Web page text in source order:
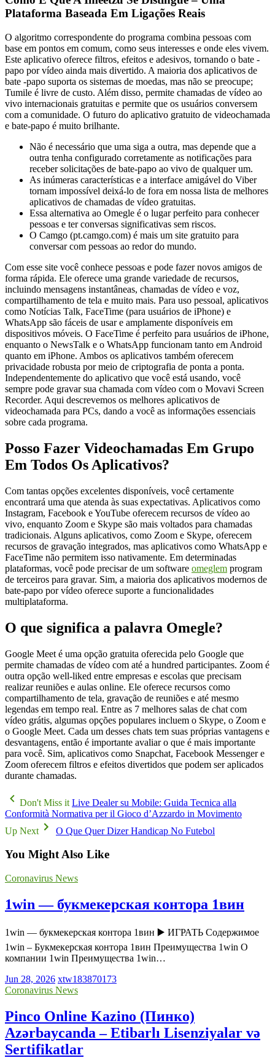
Plataforma Baseada Em Ligações Reais
O algoritmo correspondente do programa combina pessoas com
base em pontos em comum, como seus interesses e onde eles vivem.
Este aplicativo oferece filtros, efeitos e adesivos, tornando o bate -
papo por vídeo ainda mais divertido. A maioria dos aplicativos de
bate -papo suporta os sistemas de moedas, mas não se preocupe;
Tumile é livre de custo. Além disso, permite chamadas de vídeo ao
vivo internacionais gratuitas e permite que os usuários conversem
com a comunidade. O futuro do aplicativo gratuito de videochamada
e bate-papo é muito brilhante.
Não é necessário que uma siga a outra, mas depende que a
outra tenha configurado corretamente as notificações para
receber solicitações de bate-papo ao vivo de qualquer um.
As inúmeras características e a interface amigável do Viber
tornam impossível deixá-lo de fora em nossa lista de melhores
aplicativos de chamadas de vídeo gratuitas.
Essa alternativa ao Omegle é o lugar perfeito para conhecer
pessoas e ter conversas significativas sem riscos.
O Camgo (pt.camgo.com) é mais um site gratuito para
conversar com pessoas ao redor do mundo.
Com esse site você conhece pessoas e pode fazer novos amigos de
forma rápida. Ele oferece uma grande variedade de recursos,
incluindo mensagens instantâneas, chamadas de vídeo e voz,
compartilhamento de tela e muito mais. Para uso pessoal, aplicativos
como Notícias Talk, FaceTime (para usuários de iPhone) e
WhatsApp são fáceis de usar e amplamente disponíveis em
dispositivos móveis. O FaceTime é perfeito para usuários de iPhone,
enquanto o NewsTalk e o WhatsApp funcionam tanto em Android
quanto em iPhone. Ambos os aplicativos também oferecem
privacidade robusta por meio de criptografia de ponta a ponta.
Independentemente do aplicativo que você está usando, você
sempre pode gravar sua chamada com vídeo com o Movavi Screen
Recorder. Aqui descrevemos os melhores aplicativos de
videochamada para PCs, dando a você as informações essenciais
sobre cada programa.
Posso Fazer Videochamadas Em Grupo
Em Todos Os Aplicativos?
Com tantas opções excelentes disponíveis, você certamente
encontrará uma que atenda às suas expectativas. Aplicativos como
Instagram, Facebook e YouTube oferecem recursos de vídeo ao
vivo, enquanto Zoom e Skype são mais voltados para chamadas
tradicionais. Alguns aplicativos, como Zoom e Skype, oferecem
recursos de gravação integrados, mas aplicativos como WhatsApp e
FaceTime não permitem isso nativamente. Em determinadas
plataformas, você pode precisar de um software omeglem program
de terceiros para gravar. Sim, a maioria dos aplicativos modernos de
bate-papo por vídeo oferece suporte a funcionalidades
multiplataforma.
O que significa a palavra Omegle?
Google Meet é uma opção gratuita oferecida pelo Google que
permite chamadas de vídeo com até a hundred participantes. Zoom é
outra opção well-liked entre empresas e escolas que precisam
realizar reuniões e aulas online. Ele oferece recursos como
compartilhamento de tela, gravação de reuniões e até mesmo
legendas em tempo real. Entre as 7 melhores salas de chat com
vídeo grátis, algumas opções populares incluem o Skype, o Zoom e
o Google Meet. Cada um desses chats tem suas próprias vantagens e
desvantagens, então é importante avaliar o que é mais importante
para você. Sim, aplicativos como Snapchat, Facebook Messenger e
Zoom oferecem filtros e efeitos divertidos que podem ser aplicados
durante chamadas.
Don't Miss it Live Dealer su Mobile: Guida Tecnica alla
Conformità Normativa per il Gioco d’Azzardo in Movimento
Up Next
O Que Quer Dizer Handicap No Futebol
You Might Also Like
Coronavirus News
1win — букмекерская контора 1вин
1win — букмекерская контора 1вин ▶️ ИГРАТЬ Содержимое
1win – Букмекерская контора 1вин Преимущества 1win О
компании 1win Преимущества 1win…
Jun 28, 2026 xtw183870173
Coronavirus News
Pinco Online Kazino (Пинко)
Azərbaycanda – Etibarlı Lisenziyalar və
Sertifikatlar